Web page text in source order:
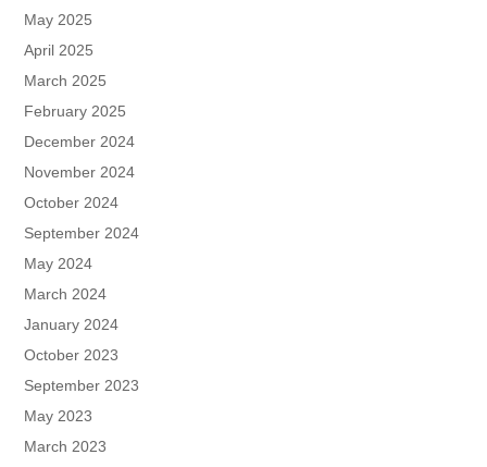
May 2025
April 2025
March 2025
February 2025
December 2024
November 2024
October 2024
September 2024
May 2024
March 2024
January 2024
October 2023
September 2023
May 2023
March 2023